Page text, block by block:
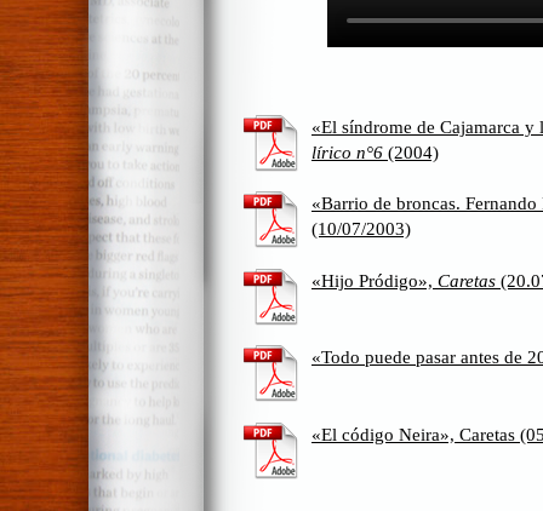
«El síndrome de Cajamarca
lírico n°6 (2004)
«Barrio de broncas.
(10/07/2003)
«Hijo Pródigo», Caretas
«Todo puede pasar antes de
«El código Neira», Caretas